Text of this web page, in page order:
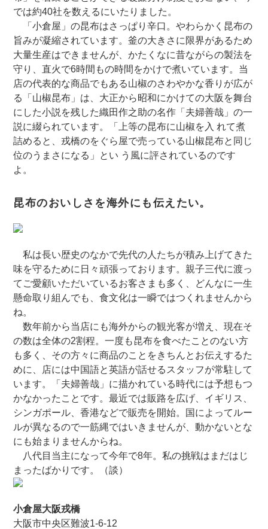
では約40社を数えるにいたりました。
「小倉屋」の昆布はさっぱり辛口。やわらかく昆布の
旨みが凝縮されています。釜の大きさに限界があるため
大量生産はできませんが、かたくなに昔ながらの製法を
守り、直火で6時間もの時間をかけで煮いています。当
店の代表的な商品でもある山椒のさわやかな香りが広が
る「山椒昆布」は、大正から昭和にかけての大阪を舞台
にした小説を残した織田作之助の名作「夫婦善哉」の一
説に綴られています。「上等の昆布に山椒を入 れて煮
詰めると、戎橋のをぐら屋で売っている山椒昆布と同じ
位のうまさになる」とい う風に評されているのです
よ。
昆布のおいしさを海外にも伝えたい。
私は長い歴史のなかで先代の人たちが積み上げてきた
味を守るために日々頑張っております。親子三代に渡っ
てご愛顧いただいているお客さまも多く、どんなに一生
懸命取り組んでも、食文化は一瞬ではつくれませんから
ね。
数年前から当店にも海外からの観光客が増え、現在そ
の数は全体の2割程。一度も昆布を食べたことのない方
も多く、その方々に商品のことをきちんとお伝えするた
めに、店には中国語と英語が話せるスタッフが常駐して
います。「夫婦善哉」に描かれている時代には予想もつ
かなかったことです。最近では販路を広げ、イギリス、
シンガポール、香港などで販売を開始。国によってルー
ルが異なるので一筋縄ではいきませんが、動かないとな
にも始まりませんからね。
八代目当主になって今年で8年。私の挑戦はまだはじ
まったばかりです。（談）
小倉屋大阪戎橋
大阪市中央区難波1-6-12